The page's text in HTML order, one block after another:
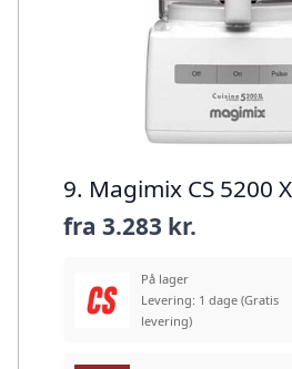
9. Magimix CS 5200
fra 3.283 kr.
På lager
Levering: 1 dage (Gratis
levering)